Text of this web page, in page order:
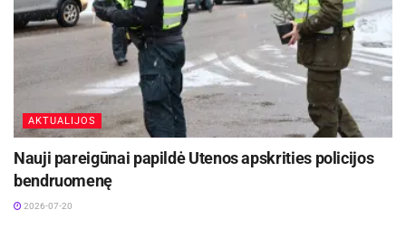
AKTUALIJOS
Nauji pareigūnai papildė Utenos apskrities policijos
bendruomenę
2026-07-20